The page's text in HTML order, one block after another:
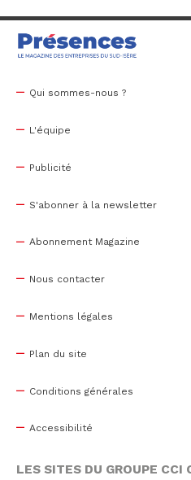
Qui sommes-nous ?
L'équipe
Publicité
S'abonner à la newsletter
Abonnement Magazine
Nous contacter
Mentions légales
Plan du site
Conditions générales
Accessibilité
LES SITES DU GROUPE CCI